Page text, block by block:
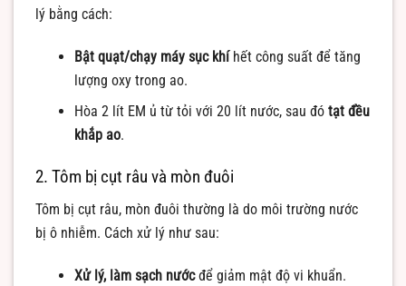
lý bằng cách:
Bật quạt/chạy máy sục khíhết công suất để tăng
lượng oxy trong ao.
Hòa 2 lít EM ủ từ tỏi với 20 lít nước, sau đó tạt đều
khắp ao.
2. Tôm bị cụt râu và mòn đuôi
Tôm bị cụt râu, mòn đuôi thường là do môi trường nước
bị ô nhiễm. Cách xử lý như sau:
Xử lý, làm sạch nướcđể giảm mật độ vi khuẩn.